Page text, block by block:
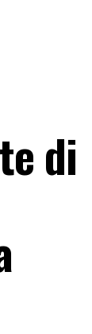
di